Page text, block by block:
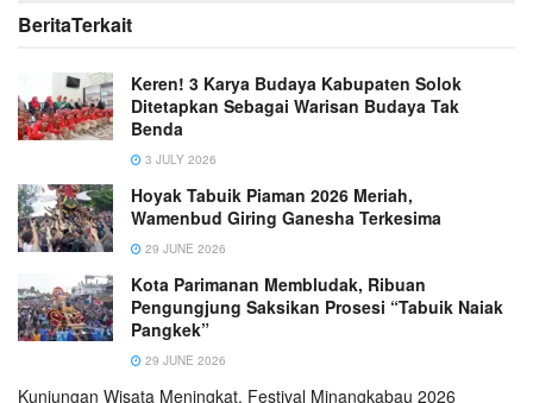
BeritaTerkait
Keren! 3 Karya Budaya Kabupaten Solok
Ditetapkan Sebagai Warisan Budaya Tak
Benda
3 JULY 2026
Hoyak Tabuik Piaman 2026 Meriah,
Wamenbud Giring Ganesha Terkesima
29 JUNE 2026
Kota Parimanan Membludak, Ribuan
Pengungjung Saksikan Prosesi “Tabuik Naiak
Pangkek”
29 JUNE 2026
Kunjungan Wisata Meningkat, Festival Minangkabau 2026